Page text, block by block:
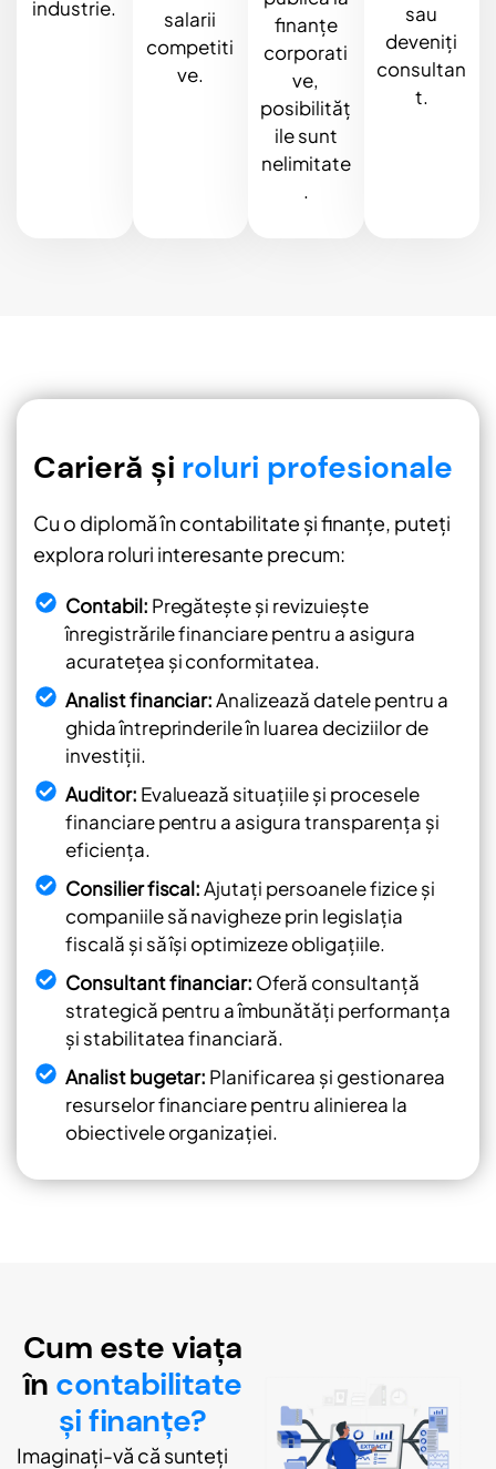
industrie.
salarii
competiti
ve.
finanțe
corporati
ve,
posibilităț
ile sunt
nelimitate
.
sau
deveniți
consultan
t.
Carieră și roluri profesionale
Cu o diplomă în contabilitate și finanțe, puteți
explora roluri interesante precum:
Contabil: Pregătește și revizuiește
înregistrările financiare pentru a asigura
acuratețea și conformitatea.
Analist financiar:Analizează datele pentru a
ghida întreprinderile în luarea deciziilor de
investiții.
Auditor: Evaluează situațiile și procesele
financiare pentru a asigura transparența și
eficiența.
Consilier fiscal:Ajutați persoanele fizice și
companiile să navigheze prin legislația
fiscală și să își optimizeze obligațiile.
Consultant financiar: Oferă consultanță
strategică pentru a îmbunătăți performanța
și stabilitatea financiară.
Analist bugetar: Planificarea și gestionarea
resurselor financiare pentru alinierea la
obiectivele organizației.
Cum este viața
în contabilitate
și finanțe?
Imaginați-vă că sunteți